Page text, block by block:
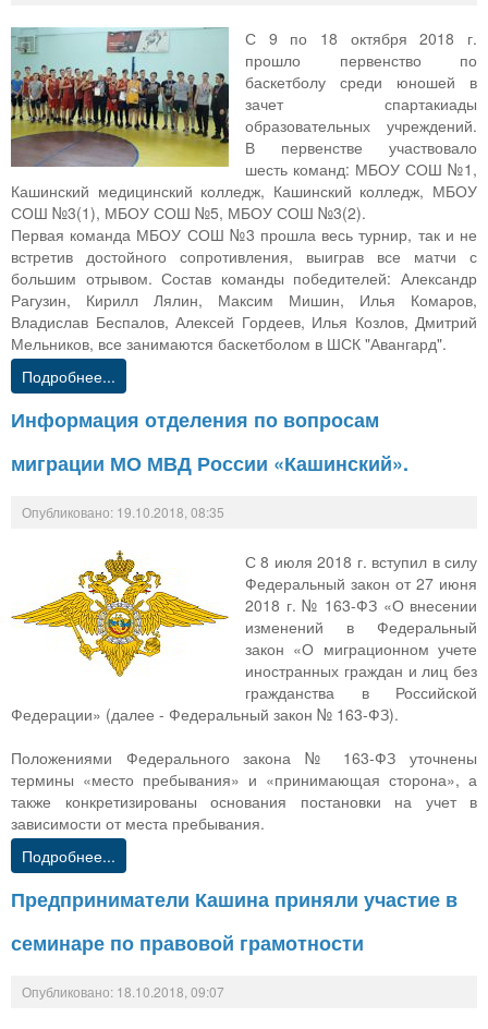
С 9 по 18 октября 2018 г.
прошло первенство по
баскетболу среди юношей в
зачет спартакиады
образовательных учреждений.
В первенстве участвовало
шесть команд: МБОУ СОШ №1,
Кашинский медицинский колледж, Кашинский колледж, МБОУ
СОШ №3(1), МБОУ СОШ №5, МБОУ СОШ №3(2).
Первая команда МБОУ СОШ №3 прошла весь турнир, так и не
встретив достойного сопротивления, выиграв все матчи с
большим отрывом. Состав команды победителей: Александр
Рагузин, Кирилл Лялин, Максим Мишин, Илья Комаров,
Владислав Беспалов, Алексей Гордеев, Илья Козлов, Дмитрий
Мельников, все занимаются баскетболом в ШСК "Авангард".
Подробнее...
Информация отделения по вопросам
миграции МО МВД России «Кашинский».
Опубликовано: 19.10.2018, 08:35
С 8 июля 2018 г. вступил в силу
Федеральный закон от 27 июня
2018 г. № 163-ФЗ «О внесении
изменений в Федеральный
закон «О миграционном учете
иностранных граждан и лиц без
гражданства в Российской
Федерации» (далее - Федеральный закон № 163-ФЗ).
Положениями Федерального закона № 163-ФЗ уточнены
термины «место пребывания» и «принимающая сторона», а
также конкретизированы основания постановки на учет в
зависимости от места пребывания.
Подробнее...
Предприниматели Кашина приняли участие в
семинаре по правовой грамотности
Опубликовано: 18.10.2018, 09:07